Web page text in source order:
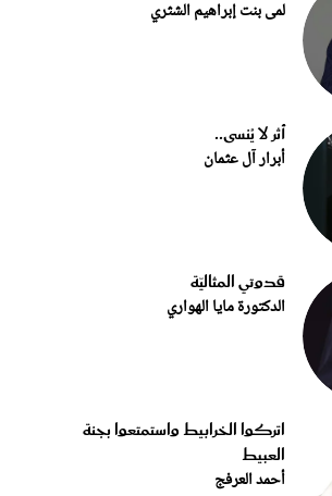
لمى بنت إبراهيم الشثري
أثر لا يُنسى..
أبرار آل عثمان
قدوتي المثاليّة
الدكتورة مايا الهواري
اتركوا الخرابيط واستمتعوا بجنة
العبيط
أحمد العرفج